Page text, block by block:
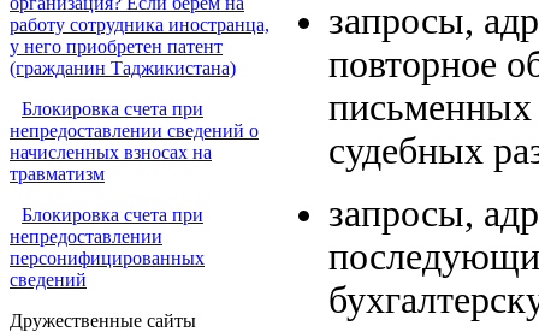
работу сотрудника иностранца,
у него приобретен патент
(гражданин Таджикистана)
Блокировка счета при
непредоставлении сведений о
начисленных взносах на
травматизм
Блокировка счета при
непредоставлении
персонифицированных
сведений
Дружественные сайты
запросы,
повторное
письменных
судебных
запросы,